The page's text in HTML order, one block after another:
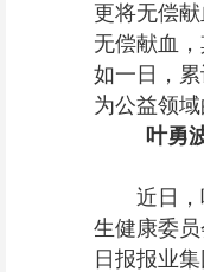
更将无偿
无偿献血
如一日，
为公益领域
叶勇
近日
生健康委
日报报业